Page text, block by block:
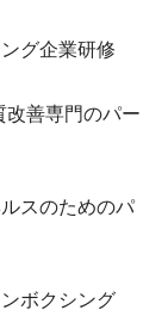
グ企業研修
改善専門のパー
スのためのパ
ボクシング